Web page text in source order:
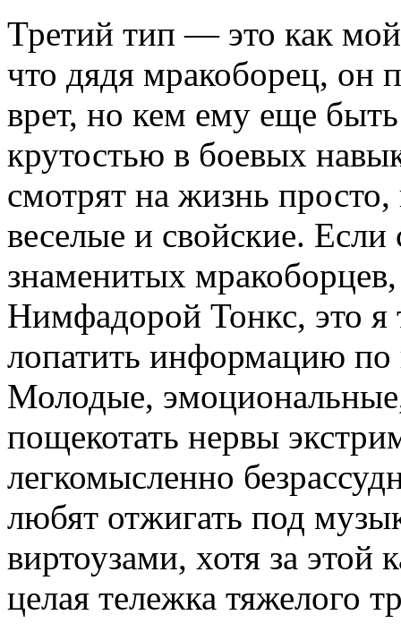
Третий тип — это как
что дядя мракоборец, он
врет, но кем ему еще
крутостью в боевых
смотрят на жизнь
веселые и свойские. Если
знаменитых
Нимфадорой Тонкс, это я
лопатить информацию по
Молодые,
пощекотать нервы
легкомысленно
любят отжигать под
виртоузами, хотя за этой
целая тележка тяжелого